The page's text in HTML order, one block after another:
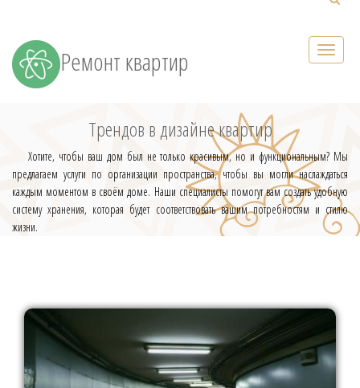
Ремонт квартир
Трендов в дизайне квартир
Хотите, чтобы ваш дом был не только красивым, но и функциональным? Мы
предлагаем услуги по организации пространства, чтобы вы могли наслаждаться
каждым моментом в своём доме. Наши специалисты помогут вам создать удобную
систему хранения, которая будет соответствовать вашим потребностям и стилю
жизни.